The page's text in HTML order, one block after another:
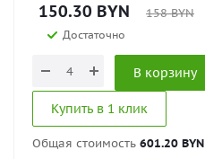
150.30 BYN 158BYN
Достаточно
В корзину
Купить в 1 клик
Общая стоимость 601.20 BYN